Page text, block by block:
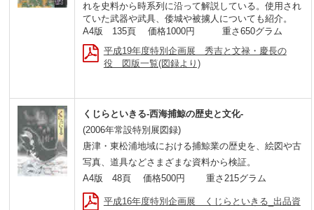
れを史料から時系列に沿って解説している。使用され
ていた武器や武具、倭城や被擄人についても紹介。
A4版 135頁 価格1000円 重さ650グラム
平成19年度特別企画展 秀吉と文禄・慶長の
役 図版一覧(図録より)
くじらといきる-西海捕鯨の歴史と文化-
(2006年常設特別展図録)
唐津・東松浦地域における捕鯨業の歴史を、絵図や古
写真、道具などさまざまな資料から検証。
A4版 48頁 価格500円 重さ215グラム
平成16年度特別企画展 くじらといきる_出品資